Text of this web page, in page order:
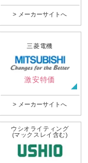
> メーカーサイトへ
三菱電機
激安特価
> メーカーサイトへ
ウシオライティング
(マックスレイ含む)